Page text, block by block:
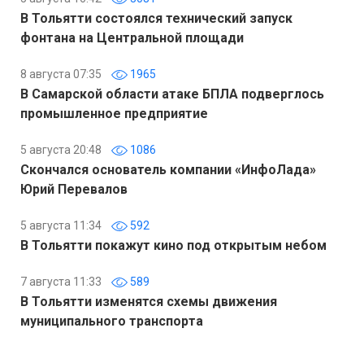
В Тольятти состоялся технический запуск
фонтана на Центральной площади
8 августа 07:35 1965
В Самарской области атаке БПЛА подверглось
промышленное предприятие
5 августа 20:48 1086
Скончался основатель компании «ИнфоЛада»
Юрий Перевалов
5 августа 11:34 592
В Тольятти покажут кино под открытым небом
7 августа 11:33 589
В Тольятти изменятся схемы движения
муниципального транспорта